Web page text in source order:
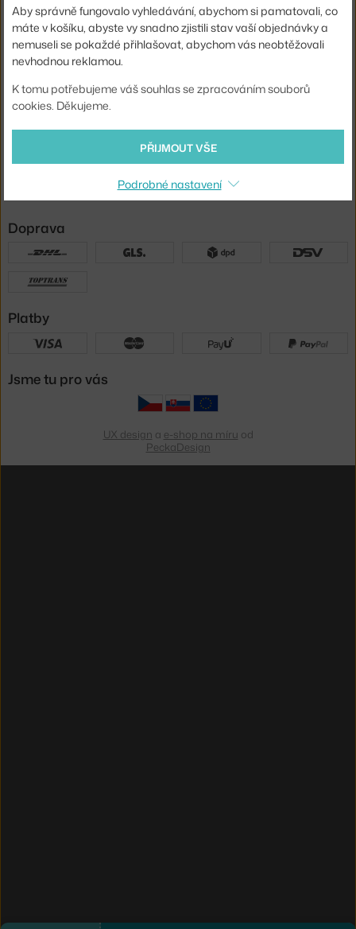
Aby správně fungovalo vyhledávání, abychom si pamatovali, co
máte v košíku, abyste vy snadno zjistili stav vaší objednávky a
nemuseli se pokaždé přihlašovat, abychom vás neobtěžovali
nevhodnou reklamou.
K tomu potřebujeme váš souhlas se zpracováním souborů
cookies. Děkujeme.
PŘIJMOUT VŠE
Podrobné nastavení
O nás
Nákup
Sortiment
Sledujte nás
Doprava
Platby
Jsme tu pro vás
UX design a e-shop na míru od
PeckaDesign